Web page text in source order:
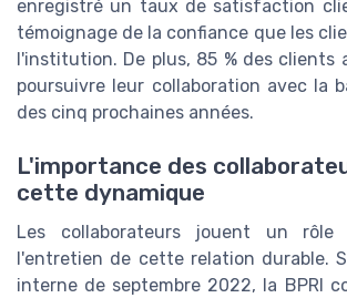
enregistré un taux de satisfaction
témoignage de la confiance que les
l'institution. De plus, 85 % des clients
poursuivre leur collaboration avec la
des cinq prochaines années.
L'importance des
cette dynamique
Les collaborateurs jouent un rôle
l'entretien de cette relation durable.
interne de septembre 2022, la BPRI